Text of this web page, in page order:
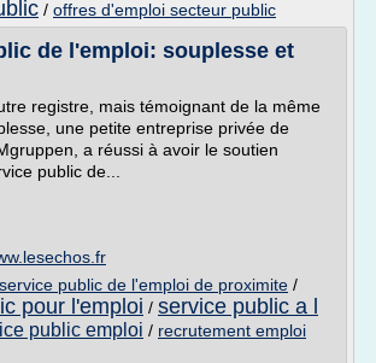
/ offres d'emploi secteur public
de l'emploi: souplesse et
registre, mais témoignant de la même
une petite entreprise privée de
a réussi à avoir le soutien
public de...
service public de l'emploi de proximite /
pour l'emploi / service public a l
public emploi / recrutement emploi